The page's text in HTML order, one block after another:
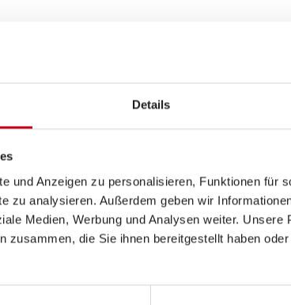
Details
und Anzeigen zu personalisieren, Funktionen für
zu analysieren. Außerdem geben wir
Medien, Werbung und Analysen weiter. Unsere
zusammen, die Sie ihnen bereitgestellt haben
Kompressor-Kühlschrank
3-Flammkocher